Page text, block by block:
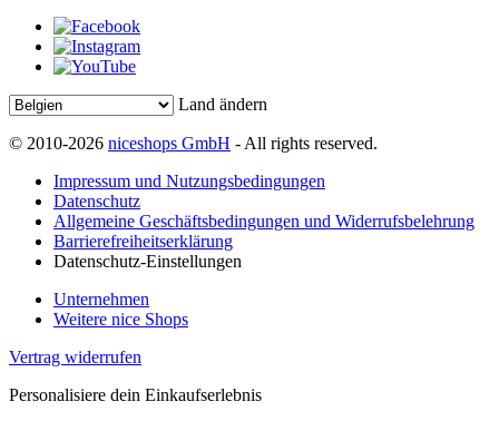
Land ändern
© 2010-2026 niceshops GmbH - All rights reserved.
Impressum und Nutzungsbedingungen
Datenschutz
Allgemeine Geschäftsbedingungen und Widerrufsbelehrung
Barrierefreiheitserklärung
Datenschutz-Einstellungen
Unternehmen
Weitere nice Shops
Vertrag widerrufen
Personalisiere dein Einkaufserlebnis